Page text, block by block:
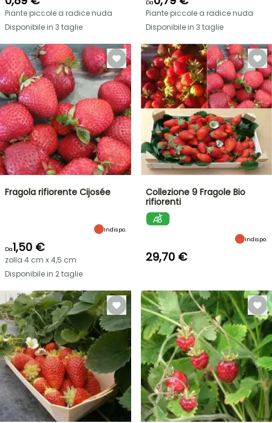
Piante piccole a radice nuda
Disponibile in 3 taglie
Da
Piante piccole a radice nuda
Disponibile in 3 taglie
Fragola rifiorente Cijosée
Indispo.
Da1,50 €
zolla 4 cm x 4,5 cm
Disponibile in 2 taglie
Collezione 9 Fragole Bio
rifiorenti
Indispo.
29,70 €